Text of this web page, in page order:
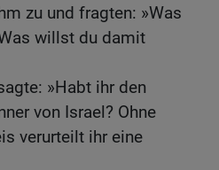
zu und fragten: »Was
willst du damit
»Habt ihr den
von Israel? Ohne
verurteilt ihr eine